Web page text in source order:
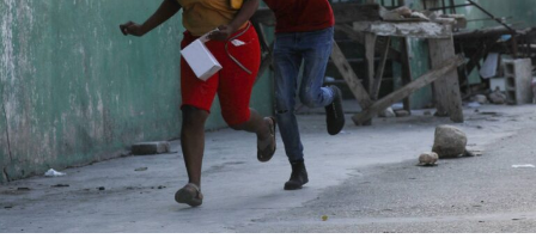
بالمخادع، مؤكدةً أن روسيا ستبقى غارقة في النزاعات طالما أنه
في السلطة.
إقليميّاً، أعلن الجيش البيلاروسي أنّه بدأ مناورة للتحقّق من درجة
استعداد قاذفات الأسلحة النووية التكتيكية، في حين أوضح أمين
مجلس الأمن البيلاروسي ألكسندر فولفوفيتش أنّ هذه المناورة
مرتبطة بإعلان موسكو عن مناورات نووية وستكون «متزامنة»
مع التدريبات الروسية، لافتاً إلى أنّ مناورة مينسك ستشمل على